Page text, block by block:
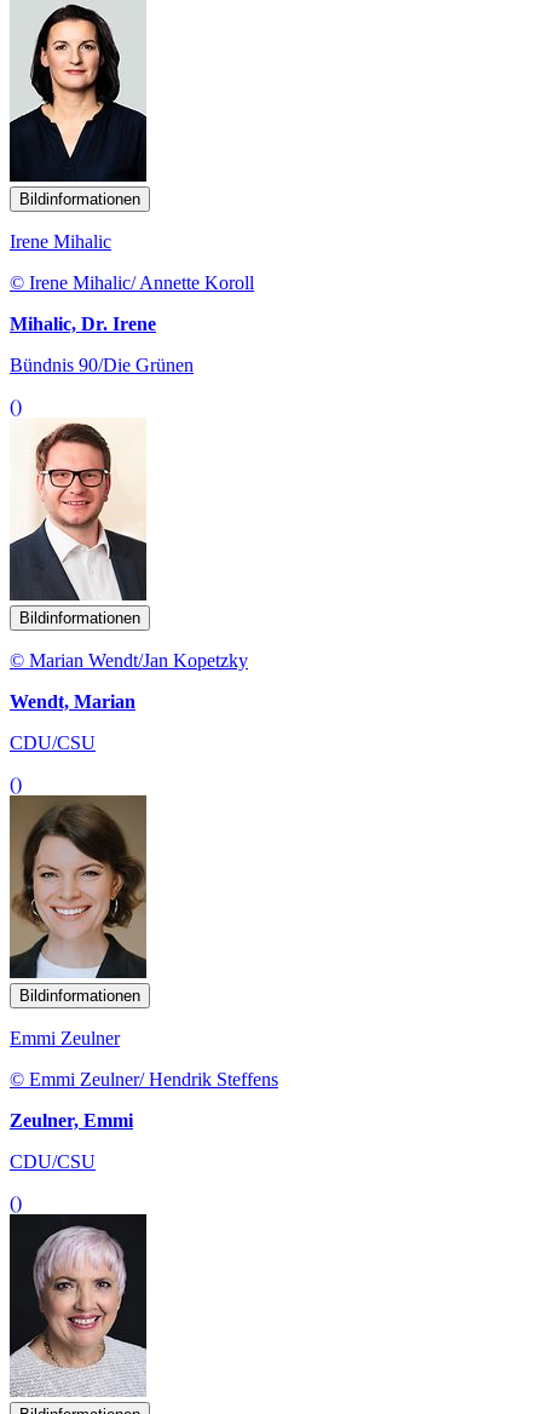
Bildinformationen
Irene Mihalic
© Irene Mihalic/ Annette Koroll
Mihalic, Dr. Irene
Bündnis 90/Die Grünen
()
Bildinformationen
© Marian Wendt/Jan Kopetzky
Wendt, Marian
CDU/CSU
()
Bildinformationen
Emmi Zeulner
© Emmi Zeulner/ Hendrik Steffens
Zeulner, Emmi
CDU/CSU
()